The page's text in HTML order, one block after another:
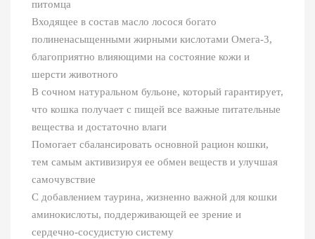
питомца
Входящее в состав масло лосося богато
полиненасыщенными жирными кислотами Омега-3,
благоприятно влияющими на состояние кожи и
шерсти животного
В сочном натуральном бульоне, который гарантирует,
что кошка получает с пищей все важные питательные
вещества и достаточно влаги
Помогает сбалансировать основной рацион кошки,
тем самым активизируя ее обмен веществ и улучшая
самочувствие
С добавлением таурина, жизненно важной для кошки
аминокислоты, поддерживающей ее зрение и
сердечно-сосудистую систему